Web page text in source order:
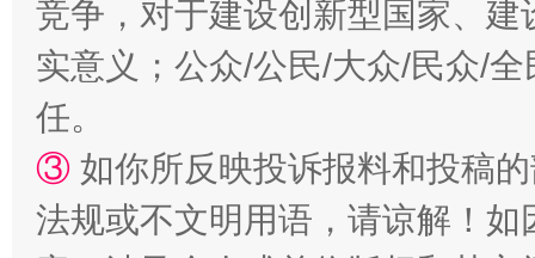
扯下公款旅游的“隐身衣” 如何以
竞争，对于建设创新型国家、
实意义；公众/公民/大众/民众/
任。
③ 如你所反映投诉报料和投稿
法规或不文明用语，请谅解！